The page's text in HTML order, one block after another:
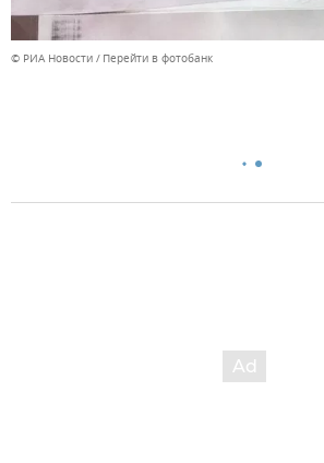
© РИА Новости Перейти в фотобанк